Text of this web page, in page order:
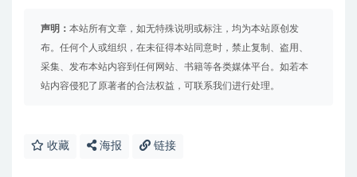
声明： 本站所有文章，如无特殊说明或标注，均为本站原创发
布。任何个人或组织，在未征得本站同意时，禁止复制、盗用、
采集、发布本站内容到任何网站、书籍等各类媒体平台。如若本
站内容侵犯了原著者的合法权益，可联系我们进行处理。
收藏 海报 链接